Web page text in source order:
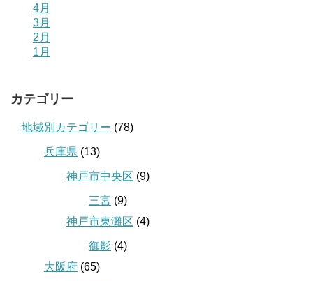
4月
3月
2月
1月
カテゴリー
地域別カテゴリー (78)
兵庫県 (13)
神戸市中央区 (9)
三宮 (9)
神戸市東灘区 (4)
御影 (4)
大阪府 (65)